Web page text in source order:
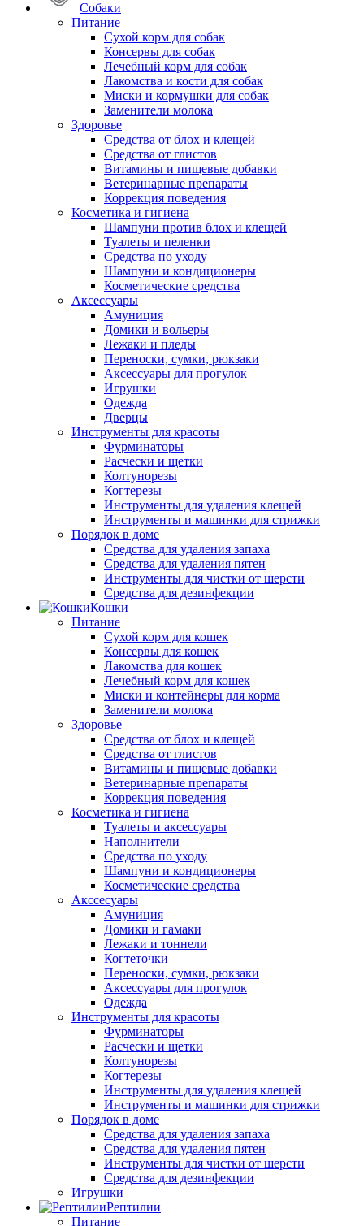
Собаки
Питание
Сухой корм для собак
Консервы для собак
Лечебный корм для собак
Лакомства и кости для собак
Миски и кормушки для собак
Заменители молока
Здоровье
Средства от блох и клещей
Средства от глистов
Витамины и пищевые добавки
Ветеринарные препараты
Коррекция поведения
Косметика и гигиена
Шампуни против блох и клещей
Туалеты и пеленки
Средства по уходу
Шампуни и кондиционеры
Косметические средства
Аксессуары
Амуниция
Домики и вольеры
Лежаки и пледы
Переноски, сумки, рюкзаки
Аксессуары для прогулок
Игрушки
Одежда
Дверцы
Инструменты для красоты
Фурминаторы
Расчески и щетки
Колтунорезы
Когтерезы
Инструменты для удаления клещей
Инструменты и машинки для стрижки
Порядок в доме
Средства для удаления запаха
Средства для удаления пятен
Инструменты для чистки от шерсти
Средства для дезинфекции
Кошки
Питание
Сухой корм для кошек
Консервы для кошек
Лакомства для кошек
Лечебный корм для кошек
Миски и контейнеры для корма
Заменители молока
Здоровье
Средства от блох и клещей
Средства от глистов
Витамины и пищевые добавки
Ветеринарные препараты
Коррекция поведения
Косметика и гигиена
Туалеты и аксессуары
Наполнители
Средства по уходу
Шампуни и кондиционеры
Косметические средства
Акссесуары
Амуниция
Домики и гамаки
Лежаки и тоннели
Когтеточки
Переноски, сумки, рюкзаки
Аксессуары для прогулок
Одежда
Инструменты для красоты
Фурминаторы
Расчески и щетки
Колтунорезы
Когтерезы
Инструменты для удаления клещей
Инструменты и машинки для стрижки
Порядок в доме
Средства для удаления запаха
Средства для удаления пятен
Инструменты для чистки от шерсти
Средства для дезинфекции
Игрушки
Рептилии
Питание